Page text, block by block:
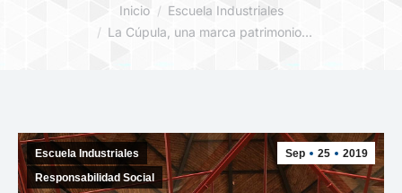
Inicio
Escuela Industriales
La Cúpula, una marca patrimonio…
Sep 25 2019
Escuela Industriales
Responsabilidad Social